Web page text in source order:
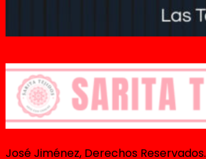
José Jiménez, Derechos Reservados.